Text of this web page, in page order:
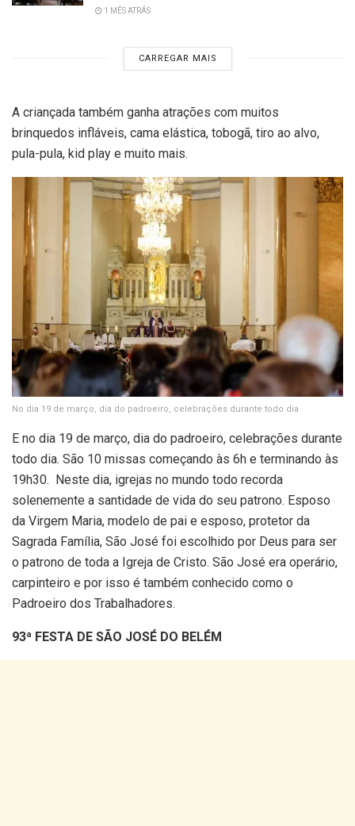
1 MÊS ATRÁS
CARREGAR MAIS
A criançada também ganha atrações com muitos
brinquedos infláveis, cama elástica, tobogã, tiro ao alvo,
pula-pula, kid play e muito mais.
No dia 19 de março, dia do padroeiro, celebrações durante todo dia
E no dia 19 de março, dia do padroeiro, celebrações durante
todo dia. São 10 missas começando às 6h e terminando às
19h30. Neste dia, igrejas no mundo todo recorda
solenemente a santidade de vida do seu patrono. Esposo
da Virgem Maria, modelo de pai e esposo, protetor da
Sagrada Família, São José foi escolhido por Deus para ser
o patrono de toda a Igreja de Cristo. São José era operário,
carpinteiro e por isso é também conhecido como o
Padroeiro dos Trabalhadores.
93ª FESTA DE SÃO JOSÉ DO BELÉM